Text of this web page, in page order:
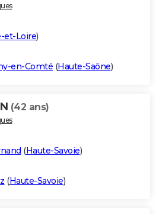
et-Loire)
en-Comté (Haute-Saône)
(42 ans)
(Haute-Savoie)
(Haute-Savoie)